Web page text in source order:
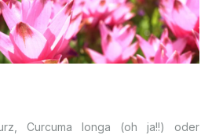
Curcuma longa (oh ja!!) oder